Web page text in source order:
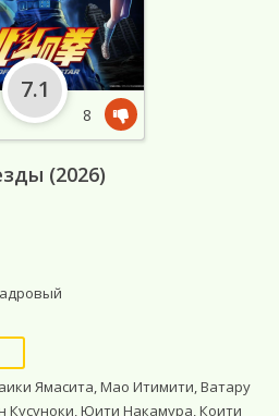
(2026)
Ямасита, Мао Итимити, Ватару
Кусуноки, Юити Накамура, Коити
7.1
8